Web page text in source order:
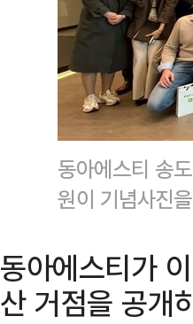
동아에스티 송
원이 기념사진
동아에스티가
산 거점을 공개